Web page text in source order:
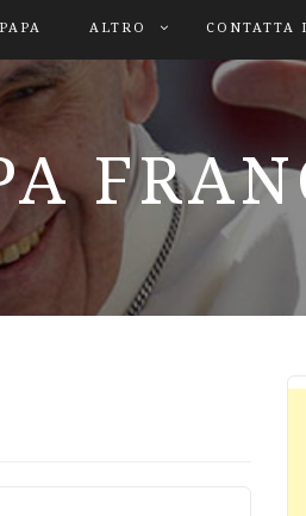
ALTRO CONTATTA